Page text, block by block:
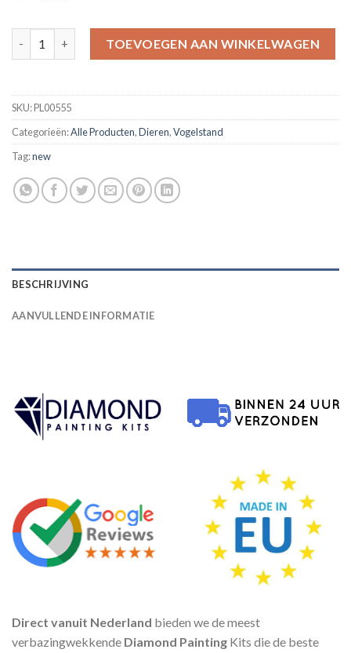
TOEVOEGEN AAN WINKELWAGEN
SKU:PL00555
Categorieën:Alle Producten,Dieren,Vogelstand
Tag:new
BESCHRIJVING
AANVULLENDE INFORMATIE
Direct vanuit Nederland bieden we de meest
verbazingwekkende Diamond Painting Kits die de beste